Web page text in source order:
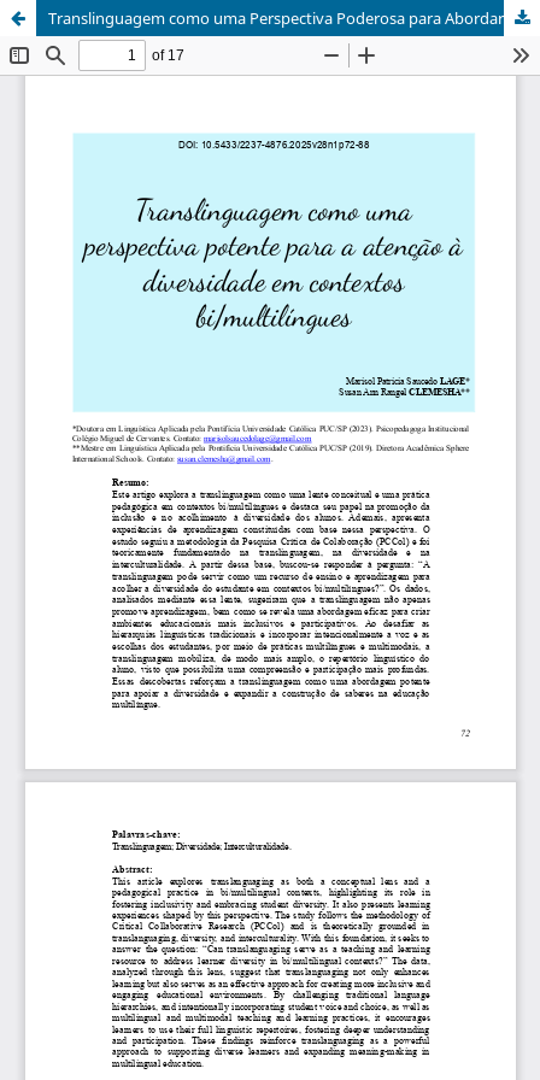
Translinguagem como uma Perspectiva Poderosa para Abordar a Diversidade em Contextos Bi/Multilíngues